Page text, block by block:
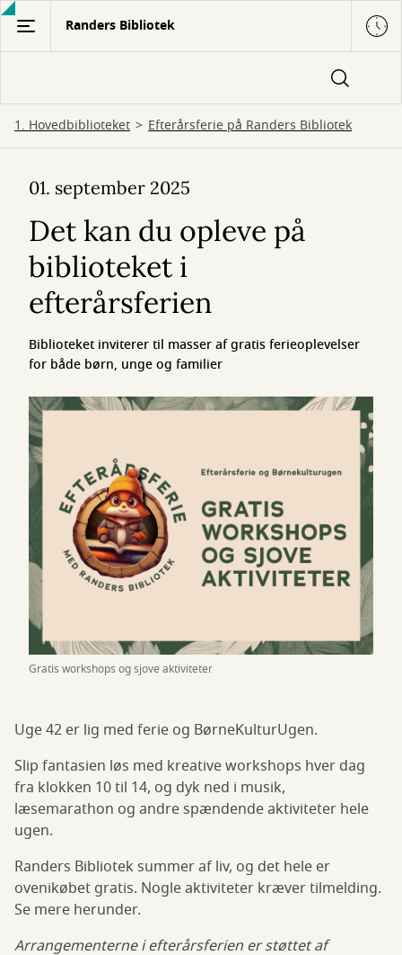
Gå
hovedindhold
Randers Bibliotek
1. Hovedbiblioteket Efterårsferie på Randers Bibliotek
Randers
Bibliotek
Gratis workshops og sjove aktiviteter
01. september 2025
Det kan du opleve på
biblioteket i
efterårsferien
Biblioteket inviterer til masser af gratis ferieoplevelser
for både børn, unge og familier
Uge 42 er lig med ferie og BørneKulturUgen.
Slip fantasien løs med kreative workshops hver dag
fra klokken 10 til 14, og dyk ned i musik,
læsemarathon og andre spændende aktiviteter hele
ugen.
Randers Bibliotek summer af liv, og det hele er
ovenikøbet gratis. Nogle aktiviteter kræver tilmelding.
Se mere herunder.
Arrangementerne i efterårsferien er støttet af